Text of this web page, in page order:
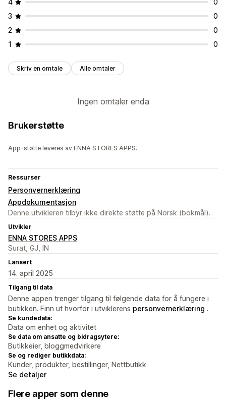
4
0
3
0
2
0
1
0
Skriv en omtale Alle omtaler
Ingen omtaler enda
Brukerstøtte
App-støtte leveres av ENNA STORES APPS.
Ressurser
Personvernerklæring
Appdokumentasjon
Denne utvikleren tilbyr ikke direkte støtte på Norsk (bokmål).
Utvikler
ENNA STORES APPS
Surat, GJ, IN
Lansert
14. april 2025
Tilgang til data
Denne appen trenger tilgang til følgende data for å fungere i
butikken. Finn ut hvorfor i utviklerens personvernerklæring .
Se kundedata:
Data om enhet og aktivitet
Se data om ansatte og bidragsytere:
Butikkeier, bloggmedvirkere
Se og rediger butikkdata:
Kunder, produkter, bestillinger, Nettbutikk
Se detaljer
Flere apper som denne